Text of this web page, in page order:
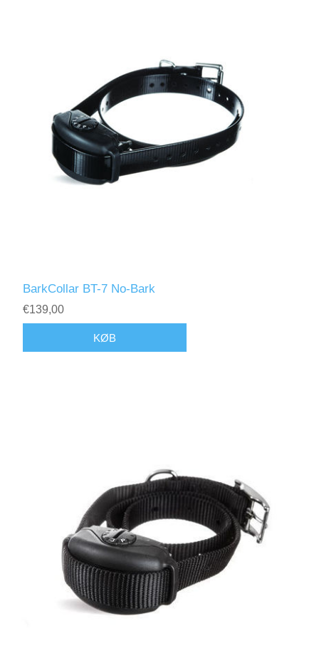
BarkCollar BT-7 No-Bark
€139,00